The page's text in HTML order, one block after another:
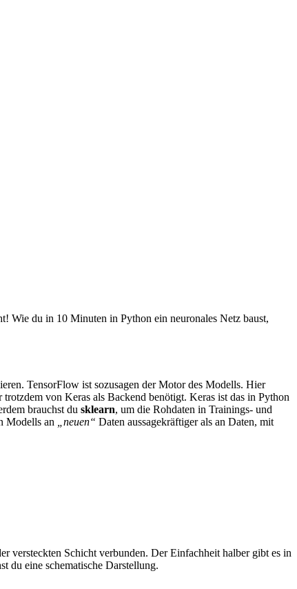
Wie du in 10 Minuten in Python ein neuronales Netz baust,
TensorFlow ist sozusagen der Motor des Modells. Hier
von Keras als Backend benötigt. Keras ist das in Python
brauchst du sklearn, um die Rohdaten in Trainings- und
Modells an
„neuen“ Daten aussagekräftiger als an Daten, mit
versteckten Schicht verbunden. Der Einfachheit halber gibt es in
du eine schematische Darstellung.